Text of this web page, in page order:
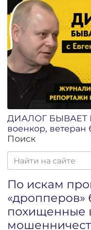
ДИАЛОГ БЫВАЕТ
военкор, ветеран
Поиск
По искам
«дропперов»
похищенные